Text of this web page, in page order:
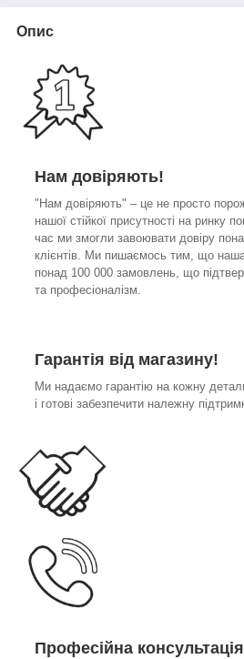
Опис
Нам довіряють!
"Нам довіряють" – це не просто
нашої стійкої присутності на ринку
час ми змогли завоювати довіру
клієнтів. Ми пишаємось тим, що
понад 100 000 замовлень, що
та професіоналізм.
Гарантія від магазину!
Ми надаємо гарантію на кожну
і готові забезпечити належну
Професійна